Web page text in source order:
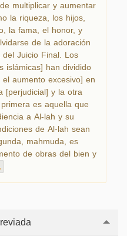
multiplicar y aumentar
la riqueza, los hijos,
la fama, el honor, y
de la adoración
Juicio Final. Los
islámicas] han dividido
aumento excesivo] en
[perjudicial] y la otra
es aquella que
a Al-lah y su
de Al-lah sean
mahmuda, es
de obras del bien y